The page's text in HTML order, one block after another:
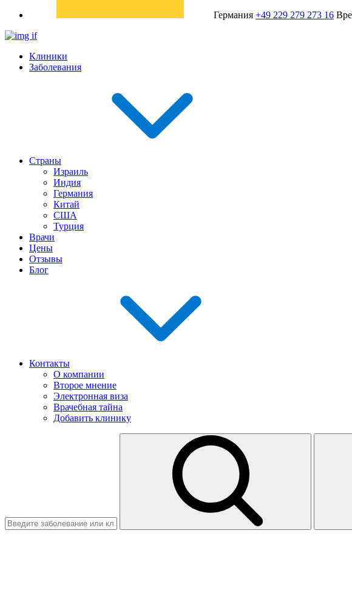
Германия +49 229 279 273 16
Клиники
Заболевания
Страны
Израиль
Индия
Германия
Китай
США
Турция
Врачи
Цены
Отзывы
Блог
Контакты
О компании
Второе мнение
Электронная виза
Врачебная тайна
Добавить клинику